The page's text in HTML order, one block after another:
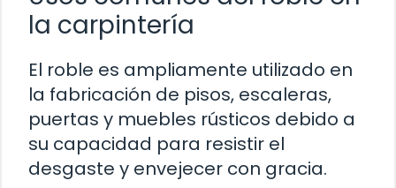
la carpintería
El roble es ampliamente utilizado en
la fabricación de pisos, escaleras,
puertas y muebles rústicos debido a
su capacidad para resistir el
desgaste y envejecer con gracia.